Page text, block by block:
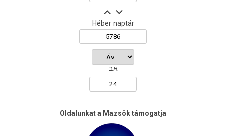
Héber naptár
אב
Oldalunkat a Mazsök támogatja